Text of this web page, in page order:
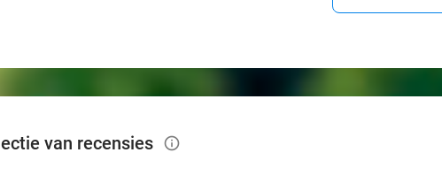
van recensies info_outlined